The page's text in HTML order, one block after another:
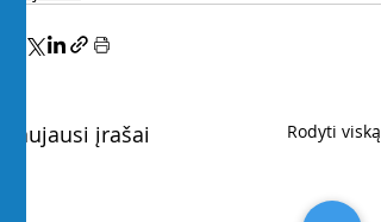
Naujausi įrašai Rodyti viską